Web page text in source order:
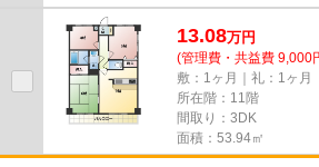
13.08万円
(管理費・共益費 9,000
敷：1ヶ月｜礼：1ヶ月
所在階：11階
間取り：3DK
面積：53.94㎡